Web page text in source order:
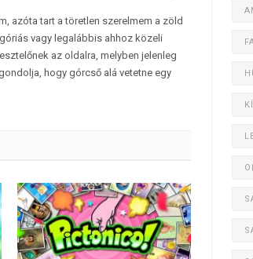
azóta tart a töretlen szerelmem a zöld
vagy legalábbis ahhoz közeli
az oldalra, melyben jelenleg
hogy górcső alá vetetne egy